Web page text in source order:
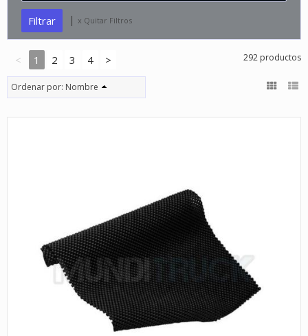
| x Quitar Filtros
< 1 2 3 4 > 292 productos
Ordenar por: Nombre